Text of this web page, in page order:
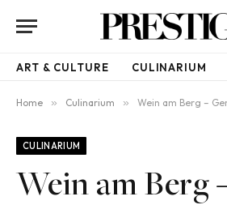
ART & CULTURE CULINARIUM
Home » Culinarium » Wein am Berg –
CULINARIUM
Wein am Berg